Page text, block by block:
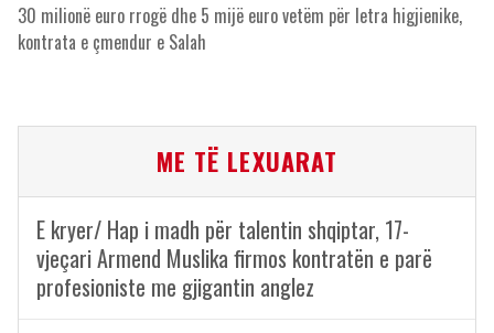
30 milionë euro rrogë dhe 5 mijë euro vetëm për letra higjienike,
kontrata e çmendur e Salah
ME TË LEXUARAT
E kryer/ Hap i madh për talentin shqiptar, 17-
vjeçari Armend Muslika firmos kontratën e parë
profesioniste me gjigantin anglez